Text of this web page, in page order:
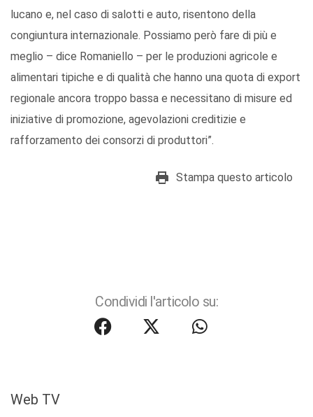
lucano e, nel caso di salotti e auto, risentono della
congiuntura internazionale. Possiamo però fare di più e
meglio – dice Romaniello – per le produzioni agricole e
alimentari tipiche e di qualità che hanno una quota di export
regionale ancora troppo bassa e necessitano di misure ed
iniziative di promozione, agevolazioni creditizie e
rafforzamento dei consorzi di produttori”.
Stampa questo articolo
Condividi l'articolo su:
Web TV